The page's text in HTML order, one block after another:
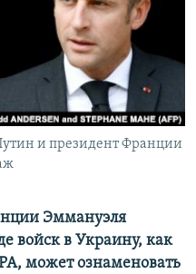
и президент Франции
Эммануэля
войск в Украину, как
может ознаменовать